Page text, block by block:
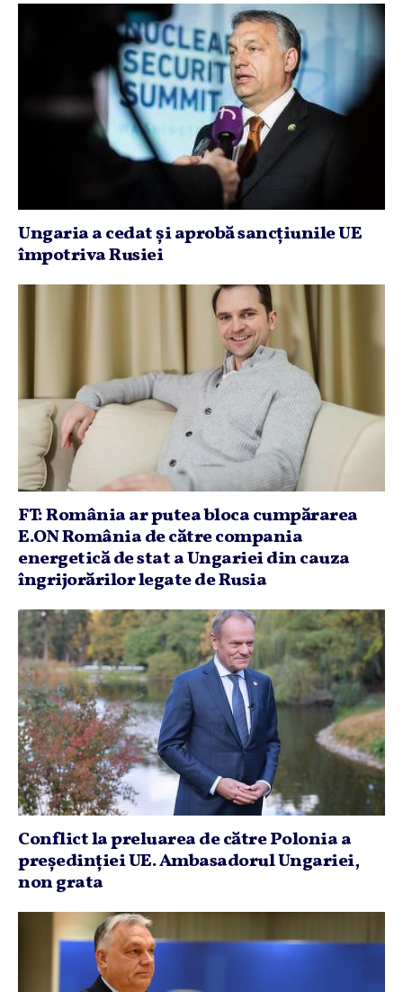
Ungaria a cedat şi aprobă sancţiunile UE
împotriva Rusiei
FT: România ar putea bloca cumpărarea
E.ON România de către compania
energetică de stat a Ungariei din cauza
îngrijorărilor legate de Rusia
Conflict la preluarea de către Polonia a
preşedinţiei UE. Ambasadorul Ungariei,
non grata